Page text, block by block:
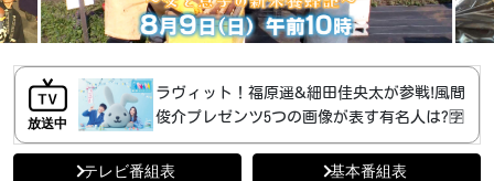
ラヴィット！福原遥&細田佳央太が参戦!風間
俊介プレゼンツ5つの画像が表す有名人は?🈑
テレビ番組表 基本番組表